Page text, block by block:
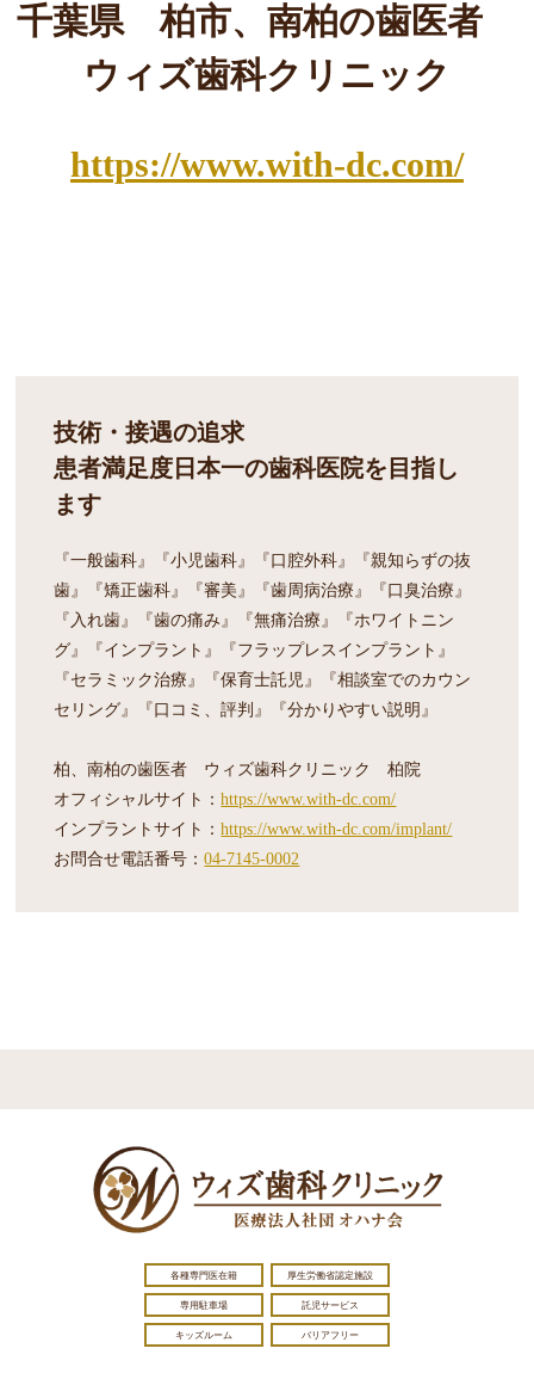
千葉県 柏市、南柏の歯医者
ウィズ歯科クリニック
https://www.with-dc.com/
技術・接遇の追求
患者満足度日本一の歯科医院を目指し
ます
『一般歯科』『小児歯科』『口腔外科』『親知らずの抜
歯』『矯正歯科』『審美』『歯周病治療』『口臭治療』
『入れ歯』『歯の痛み』『無痛治療』『ホワイトニン
グ』『インプラント』『フラップレスインプラント』
『セラミック治療』『保育士託児』『相談室でのカウン
セリング』『口コミ、評判』『分かりやすい説明』
柏、南柏の歯医者 ウィズ歯科クリニック 柏院
オフィシャルサイト：https://www.with-dc.com/
インプラントサイト：https://www.with-dc.com/implant/
お問合せ電話番号：04-7145-0002
各種専門医在籍 厚生労働省認定施設
専用駐車場 託児サービス
キッズルーム バリアフリー